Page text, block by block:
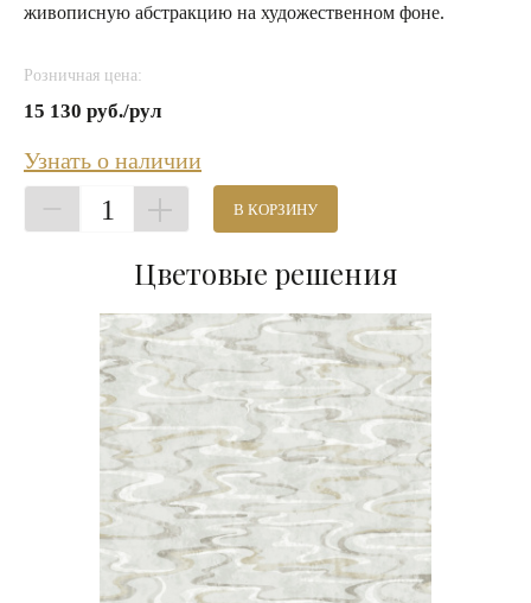
живописную абстракцию на художественном фоне.
Розничная цена:
15 130 руб./рул
Узнать о наличии
1 В КОРЗИНУ
Цветовые решения